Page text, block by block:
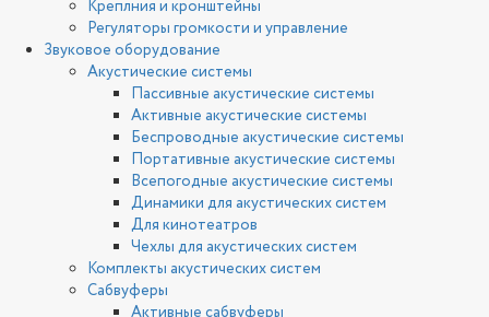
Креплния и кронштейны
Регуляторы громкости и управление
Звуковое оборудование
Акустические системы
Пассивные акустические системы
Активные акустические системы
Беспроводные акустические системы
Портативные акустические системы
Всепогодные акустические системы
Динамики для акустических систем
Для кинотеатров
Чехлы для акустических систем
Комплекты акустических систем
Сабвуферы
Активные сабвуферы